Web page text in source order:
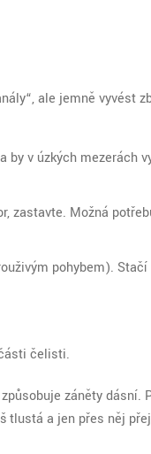
ale jemně vyvést
by v úzkých mezerách
zastavte. Možná
pohybem). Stačí
čelisti.
záněty dásní.
tlustá a jen přes něj